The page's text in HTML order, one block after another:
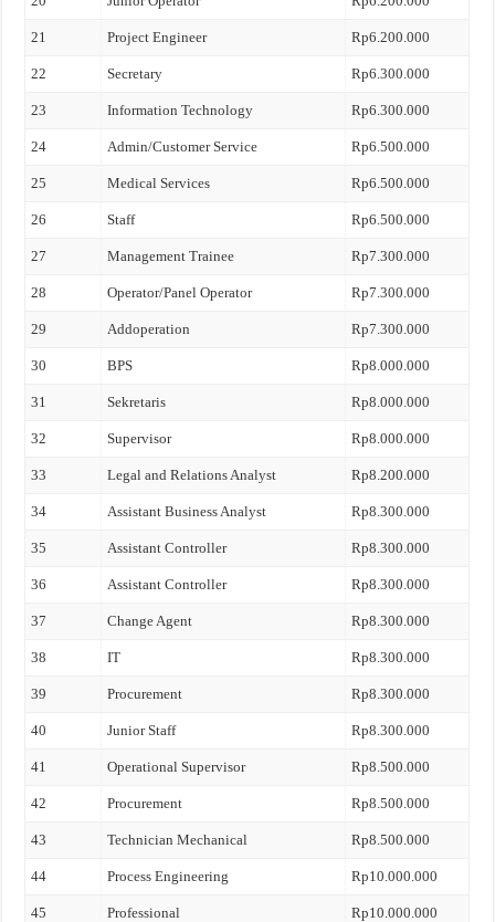
21 Project Engineer Rp6.200.000
22 Secretary Rp6.300.000
23 Information Technology Rp6.300.000
24 Admin/Customer Service Rp6.500.000
25 Medical Services Rp6.500.000
26 Staff Rp6.500.000
27 Management Trainee Rp7.300.000
28 Operator/Panel Operator Rp7.300.000
29 Addoperation Rp7.300.000
30 BPS Rp8.000.000
31 Sekretaris Rp8.000.000
32 Supervisor Rp8.000.000
33 Legal and Relations Analyst Rp8.200.000
34 Assistant Business Analyst Rp8.300.000
35 Assistant Controller Rp8.300.000
36 Assistant Controller Rp8.300.000
37 Change Agent Rp8.300.000
38 IT Rp8.300.000
39 Procurement Rp8.300.000
40 Junior Staff Rp8.300.000
41 Operational Supervisor Rp8.500.000
42 Procurement Rp8.500.000
43 Technician Mechanical Rp8.500.000
44 Process Engineering Rp10.000.000
45 Professional Rp10.000.000